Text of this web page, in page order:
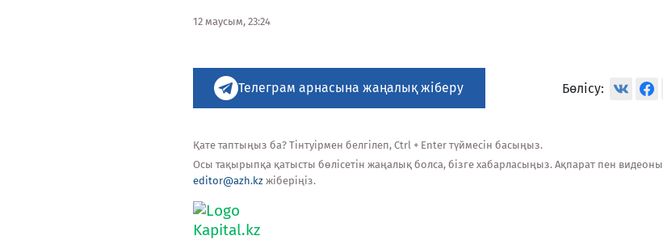
12 маусым, 23:24
Телеграм арнасына жаңалық жіберу Бөлісу:
Қате таптыңыз ба? Тінтуірмен белгілеп, Ctrl + Enter түймесін басыңыз.
Осы тақырыпқа қатысты бөлісетін жаңалық болса, бізге хабарласыңыз. Ақпарат пен видеоны
editor@azh.kz жіберіңіз.